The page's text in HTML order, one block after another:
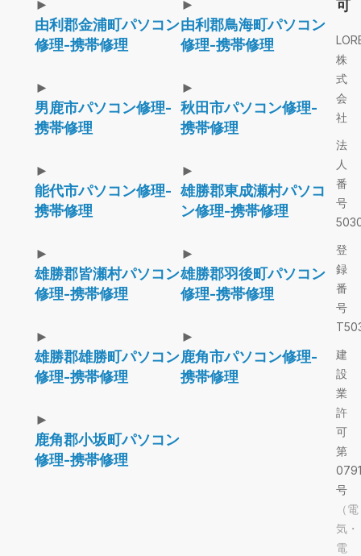
►
由利郡金浦町パソコン
修理-携帯修理
►
由利郡鳥海町パソコン
修理-携帯修理
►
男鹿市パソコン修理-
携帯修理
►
秋田市パソコン修理-
携帯修理
►
能代市パソコン修理-
携帯修理
►
雄勝郡東成瀬村パソコ
ン修理-携帯修理
►
雄勝郡皆瀬村パソコン
修理-携帯修理
►
雄勝郡羽後町パソコン
修理-携帯修理
►
雄勝郡雄勝町パソコン
修理-携帯修理
►
鹿角市パソコン修理-
携帯修理
►
鹿角郡小坂町パソコン
修理-携帯修理
可
株
式
会
社
法
人
番
号
登
録
番
号
建
設
業
許
可
第
号
（電
気・
電